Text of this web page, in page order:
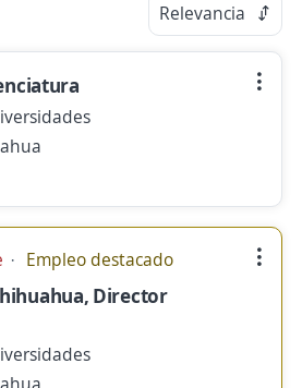
Relevancia
Empleo destacado
Director